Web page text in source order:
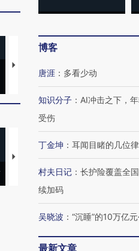
马航飞行员跨国走私7万
粒摇头丸 尿检体内含3种
育部长拱
【推广】走进第四届链博
会，让数智科技“链”接产
【特别呈
有意思的
博客
唐涯 ： 多看少动
知识分子 ： AI冲击之下，
受伤
丁金坤 ： 耳闻目睹的几位
村夫日记 ： 长护险覆盖全
续加码
吴晓波 ： “沉睡”的10万亿
最新文章